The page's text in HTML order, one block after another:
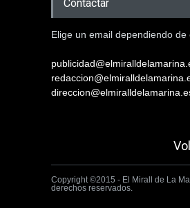
Contactar
Elige un email dependiendo de
Copyright ©2015 - El Mirall de La
derechos reservados.